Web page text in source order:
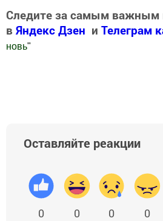
Следите за самым важным
в Яндекс Дзен и Телеграм
новь"
Оставляйте реакции
0 0 0 0